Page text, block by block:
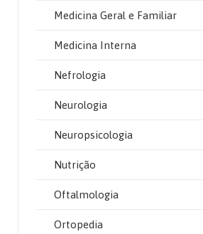
Medicina Geral e Familiar
Medicina Interna
Nefrologia
Neurologia
Neuropsicologia
Nutrição
Oftalmologia
Ortopedia